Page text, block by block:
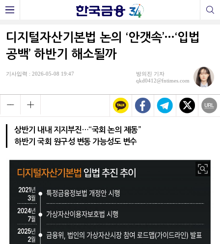
디지털자산기본법 논의 ‘안갯속’…‘입법
공백’ 하반기 해소될까
기사입력 : 2026-05-08 19:47
방의진 기자
qkd0412@fntimes.com
상반기 내내 지지부진…“국회 논의 제동”
하반기 국회 원구성 변동 가능성도 변수